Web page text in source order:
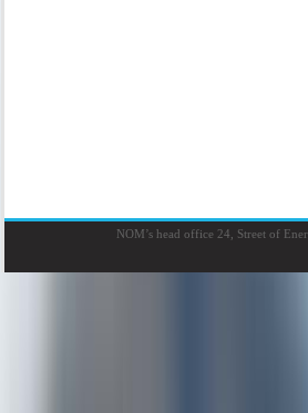
NOM’s head office 24, Street of